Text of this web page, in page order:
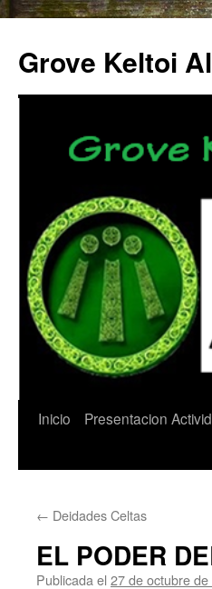
Grove Keltoi
Saltar
Inicio Presentacion
← Deidades Celtas
EL PODER
Publicada el 27 de octubre de